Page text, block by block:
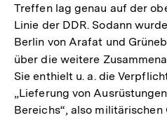
Treffen lag genau auf der
Linie der DDR. Sodann
Berlin von Arafat und
über die weitere
Sie enthielt u. a. die
„Lieferung von
Bereichs“, also militärischen